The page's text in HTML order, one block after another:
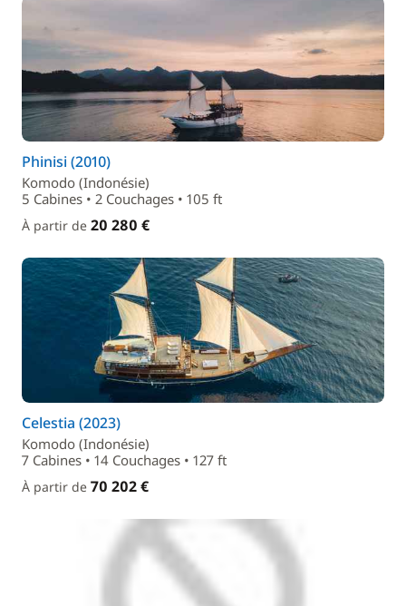
Phinisi (2010)
Komodo (Indonésie)
5 Cabines • 2 Couchages • 105 ft
À partir de 20 280 €
Celestia (2023)
Komodo (Indonésie)
7 Cabines • 14 Couchages • 127 ft
À partir de 70 202 €